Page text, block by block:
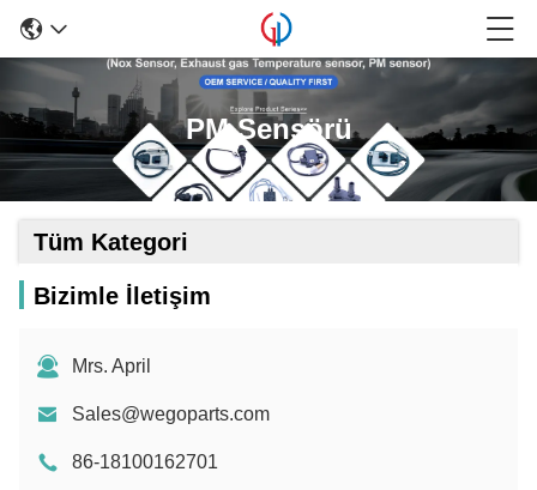
PM Sensörü
Tüm Kategori
Bizimle İletişim
Mrs. April
Sales@wegoparts.com
86-18100162701